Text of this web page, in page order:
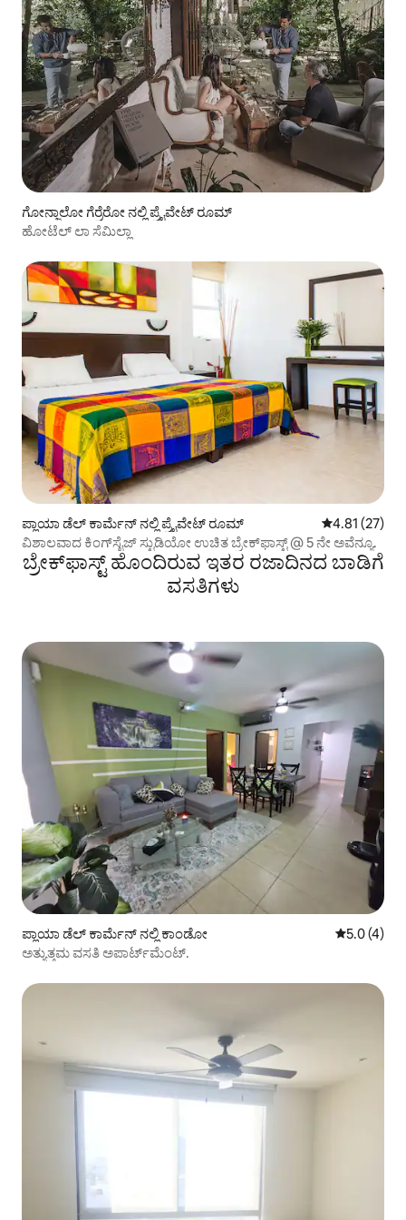
ಗೋನ್ಜಾಲೋ ಗೆರ್ರೆರೋ ನಲ್ಲಿ ಪ್ರೈವೇಟ್ ರೂಮ್
ಹೋಟೆಲ್ ಲಾ ಸೆಮಿಲ್ಲಾ
ಪ್ಲಾಯಾ ಡೆಲ್ ಕಾರ್ಮೆನ್ ನಲ್ಲಿ ಪ್ರೈವೇಟ್ ರೂಮ್ 5 ರಲ್ಲಿ 4.81
4.81 (27)
ವಿಶಾಲವಾದ ಕಿಂಗ್‌ಸೈಜ್ ಸ್ಟುಡಿಯೋ ಉಚಿತ ಬ್ರೇಕ್‌ಫಾಸ್ಟ್ @ 5 ನೇ ಅವೆನ್ಯೂ.
ಬ್ರೇಕ್‌ಫಾಸ್ಟ್ ಹೊಂದಿರುವ ಇತರ ರಜಾದಿನದ ಬಾಡಿಗೆ
ವಸತಿಗಳು
ಪ್ಲಾಯಾ ಡೆಲ್ ಕಾರ್ಮೆನ್ ನಲ್ಲಿ ಕಾಂಡೋ 5 ರಲ್ಲಿ 5.0
5.0 (4)
ಅತ್ಯುತ್ತಮ ವಸತಿ ಅಪಾರ್ಟ್‌ಮೆಂಟ್.